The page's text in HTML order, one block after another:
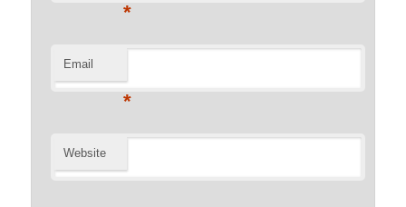
*
Email
*
Website